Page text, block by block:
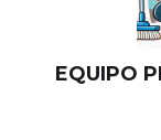
EQUIPO